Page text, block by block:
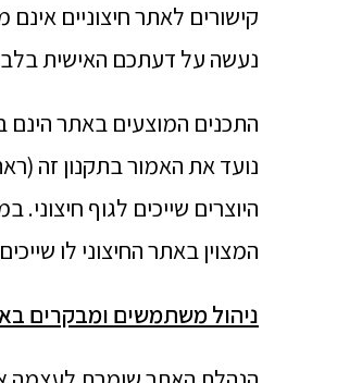
קישורים לאתר חיצוניים
נעשה על דעתכם האישית
היוצרים שייכים לגוף
המצוין באתר החיצוני לו
ניהול משתמשים ומבקרים